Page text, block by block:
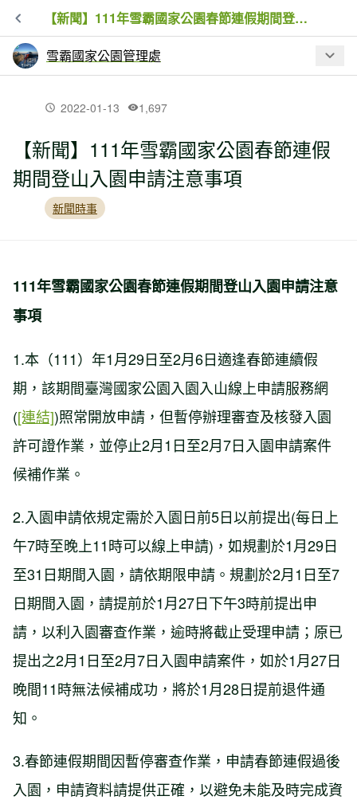
【新聞】111年雪霸國家公園春節連假期間登山入園申請注意事項
雪霸國家公園管理處
最新文章
關於監察院糾正三六九山莊興建工程案
將務實檢討改進並精進高山工程管理
【新聞】雪霸將進入雪季期，登雪山前
2022-01-13 1,697
【新聞】111年雪霸國家公園春節連假
期間登山入園申請注意事項
新聞時事
111年雪霸國家公園春節連假期間登山入園申請注意
事項
1.本（111）年1月29日至2月6日適逢春節連續假
期，該期間臺灣國家公園入園入山線上申請服務網
([連結])照常開放申請，但暫停辦理審查及核發入園
許可證作業，並停止2月1日至2月7日入園申請案件
候補作業。
2.入園申請依規定需於入園日前5日以前提出(每日上
午7時至晚上11時可以線上申請)，如規劃於1月29日
至31日期間入園，請依期限申請。規劃於2月1日至7
日期間入園，請提前於1月27日下午3時前提出申
請，以利入園審查作業，逾時將截止受理申請；原已
提出之2月1日至2月7日入園申請案件，如於1月27日
晚間11時無法候補成功，將於1月28日提前退件通
知。
3.春節連假期間因暫停審查作業，申請春節連假過後
入園，申請資料請提供正確，以避免未能及時完成資